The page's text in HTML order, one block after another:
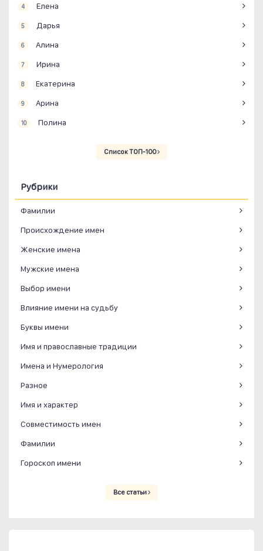
4 Елена
5 Дарья
6 Алина
7 Ирина
8 Екатерина
9 Арина
10 Полина
Список ТОП-100
Рубрики
Фамилии
Происхождение имен
Женские имена
Мужские имена
Выбор имени
Влияние имени на судьбу
Буквы имени
Имя и православные традиции
Имена и Нумерология
Разное
Имя и характер
Совместимость имен
Фамилии
Гороскоп имени
Все статьи